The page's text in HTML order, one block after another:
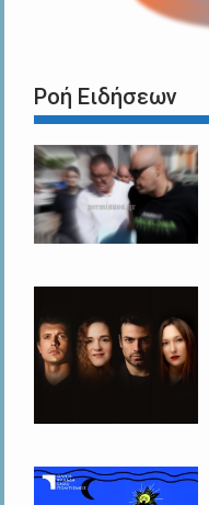
Ροή Ειδήσεων